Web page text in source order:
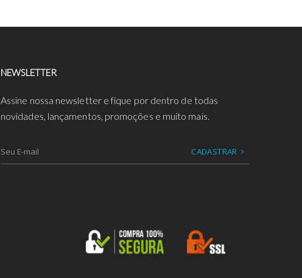
NEWSLETTER
Assine nossa newsletter e fique por dentro de todas
novidades, lançamentos, promoções e muito mais.
CADASTRAR